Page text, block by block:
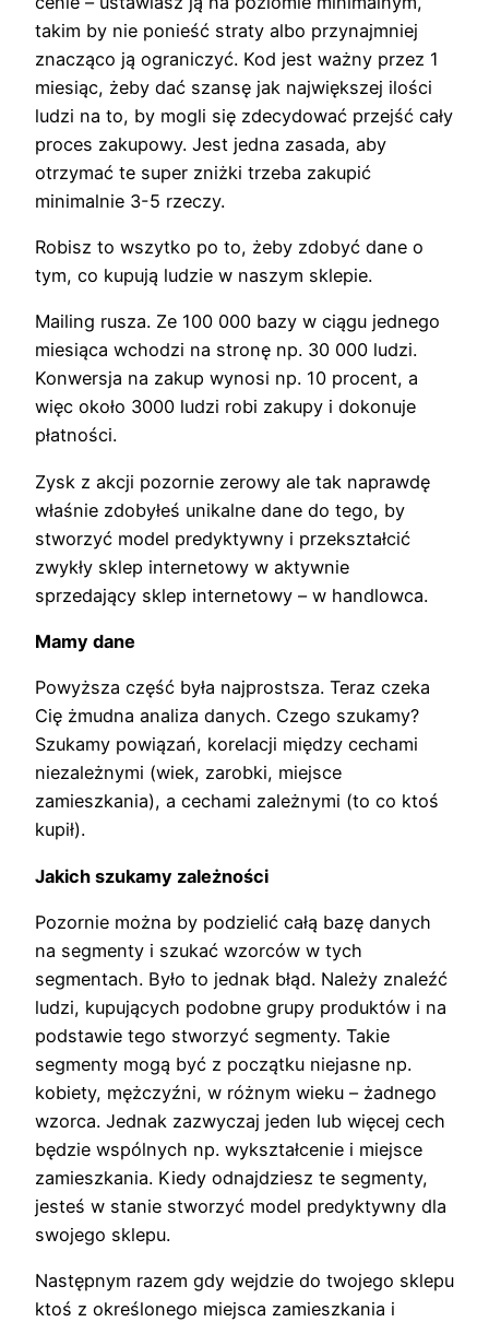
takim by nie ponieść straty albo przynajmniej
znacząco ją ograniczyć. Kod jest ważny przez 1
miesiąc, żeby dać szansę jak największej ilości
ludzi na to, by mogli się zdecydować przejść cały
proces zakupowy. Jest jedna zasada, aby
otrzymać te super zniżki trzeba zakupić
minimalnie 3-5 rzeczy.
Robisz to wszytko po to, żeby zdobyć dane o
tym, co kupują ludzie w naszym sklepie.
Mailing rusza. Ze 100 000 bazy w ciągu jednego
miesiąca wchodzi na stronę np. 30 000 ludzi.
Konwersja na zakup wynosi np. 10 procent, a
więc około 3000 ludzi robi zakupy i dokonuje
płatności.
Zysk z akcji pozornie zerowy ale tak naprawdę
właśnie zdobyłeś unikalne dane do tego, by
stworzyć model predyktywny i przekształcić
zwykły sklep internetowy w aktywnie
sprzedający sklep internetowy – w handlowca.
Mamy dane
Powyższa część była najprostsza. Teraz czeka
Cię żmudna analiza danych. Czego szukamy?
Szukamy powiązań, korelacji między cechami
niezależnymi (wiek, zarobki, miejsce
zamieszkania), a cechami zależnymi (to co ktoś
kupił).
Jakich szukamy zależności
Pozornie można by podzielić całą bazę danych
na segmenty i szukać wzorców w tych
segmentach. Było to jednak błąd. Należy znaleźć
ludzi, kupujących podobne grupy produktów i na
podstawie tego stworzyć segmenty. Takie
segmenty mogą być z początku niejasne np.
kobiety, mężczyźni, w różnym wieku – żadnego
wzorca. Jednak zazwyczaj jeden lub więcej cech
będzie wspólnych np. wykształcenie i miejsce
zamieszkania. Kiedy odnajdziesz te segmenty,
jesteś w stanie stworzyć model predyktywny dla
swojego sklepu.
Następnym razem gdy wejdzie do twojego sklepu
ktoś z określonego miejsca zamieszkania i